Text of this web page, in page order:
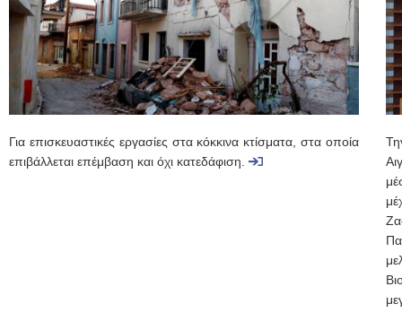
Για επισκευαστικές εργασίες στα κόκκινα κτίσματα, στα οποία
επιβάλλεται επέμβαση και όχι κατεδάφιση.